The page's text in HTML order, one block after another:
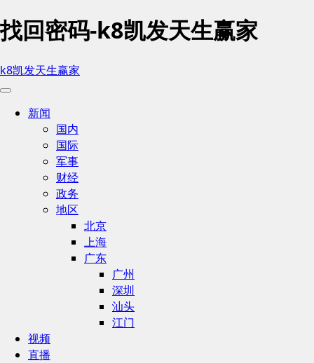
找回密码-k8凯发天生赢家
k8凯发天生赢家
新闻
国内
国际
军事
财经
政务
地区
北京
上海
广东
广州
深圳
汕头
江门
视频
直播